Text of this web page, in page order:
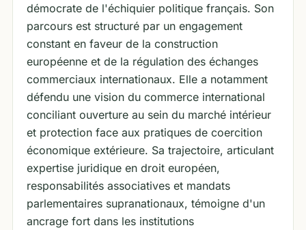
démocrate de l'échiquier politique français. Son
parcours est structuré par un engagement
constant en faveur de la construction
européenne et de la régulation des échanges
commerciaux internationaux. Elle a notamment
défendu une vision du commerce international
conciliant ouverture au sein du marché intérieur
et protection face aux pratiques de coercition
économique extérieure. Sa trajectoire, articulant
expertise juridique en droit européen,
responsabilités associatives et mandats
parlementaires supranationaux, témoigne d'un
ancrage fort dans les institutions